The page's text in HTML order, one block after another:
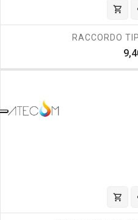
shopping_cart
RACCORDO
shopping_cart